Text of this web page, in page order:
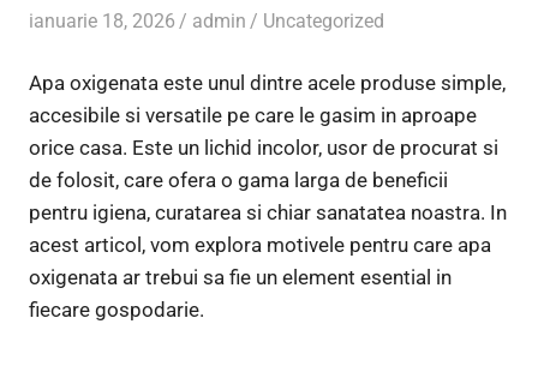
ianuarie 18, 2026 admin Uncategorized
Apa oxigenata este unul dintre acele produse simple,
accesibile si versatile pe care le gasim in aproape
orice casa. Este un lichid incolor, usor de procurat si
de folosit, care ofera o gama larga de beneficii
pentru igiena, curatarea si chiar sanatatea noastra. In
acest articol, vom explora motivele pentru care apa
oxigenata ar trebui sa fie un element esential in
fiecare gospodarie.